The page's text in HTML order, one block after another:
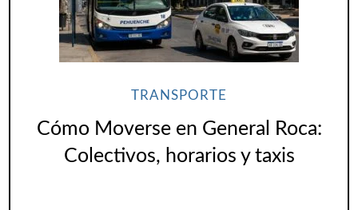
TRANSPORTE
Cómo Moverse en General Roca:
Colectivos, horarios y taxis